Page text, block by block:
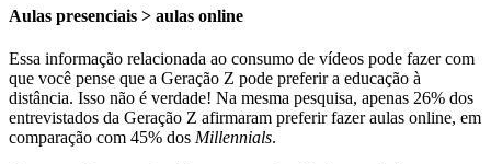
Aulas presenciais > aulas online
Essa informação relacionada ao consumo de vídeos pode fazer com
que você pense que a Geração Z pode preferir a educação à
distância. Isso não é verdade! Na mesma pesquisa, apenas 26% dos
entrevistados da Geração Z afirmaram preferir fazer aulas online, em
comparação com 45% dos Millennials.